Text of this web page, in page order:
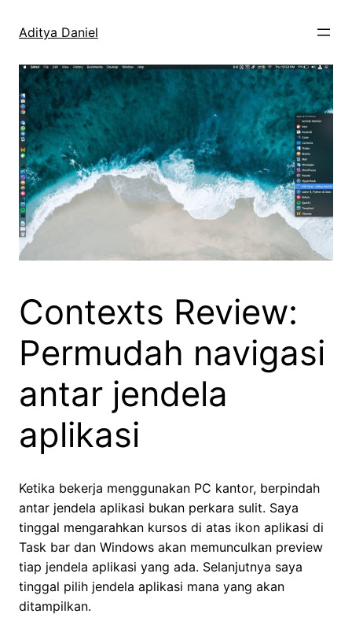
Aditya Daniel
Contexts Review:
Permudah navigasi
antar jendela
aplikasi
Ketika bekerja menggunakan PC kantor, berpindah
antar jendela aplikasi bukan perkara sulit. Saya
tinggal mengarahkan kursos di atas ikon aplikasi di
Task bar dan Windows akan memunculkan preview
tiap jendela aplikasi yang ada. Selanjutnya saya
tinggal pilih jendela aplikasi mana yang akan
ditampilkan.